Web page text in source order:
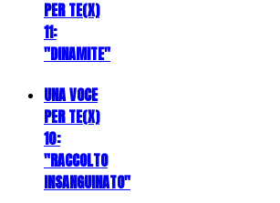
PER TE(X)
11:
"DINAMITE"
UNA VOCE
PER TE(X)
10:
"RACCOLTO
INSANGUINATO"